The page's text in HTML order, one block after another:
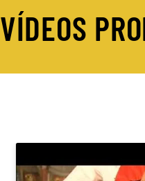
VÍDEOS